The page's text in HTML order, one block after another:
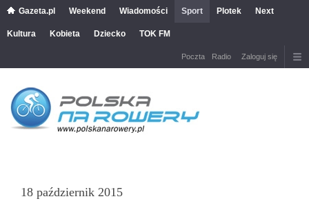
Gazeta.pl Weekend Wiadomości Sport Plotek Next
Kultura Kobieta Dziecko TOK FM
Poczta Radio Zaloguj się
18 październik 2015